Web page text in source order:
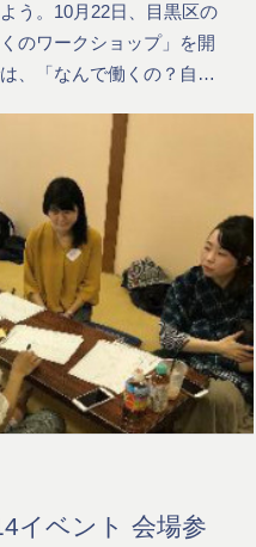
う。10月22日、目黒区の
のワークショップ」を開
、「なんで働くの？自…
イベント 会場参